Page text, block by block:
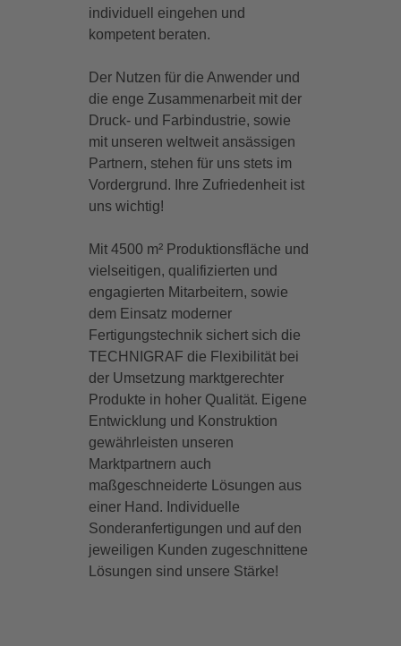
individuell eingehen und
kompetent beraten.
Der Nutzen für die Anwender und
die enge Zusammenarbeit mit der
Druck- und Farbindustrie, sowie
mit unseren weltweit ansässigen
Partnern, stehen für uns stets im
Vordergrund. Ihre Zufriedenheit ist
uns wichtig!
Mit 4500 m² Produktionsfläche und
vielseitigen, qualifizierten und
engagierten Mitarbeitern, sowie
dem Einsatz moderner
Fertigungstechnik sichert sich die
TECHNIGRAF die Flexibilität bei
der Umsetzung marktgerechter
Produkte in hoher Qualität. Eigene
Entwicklung und Konstruktion
gewährleisten unseren
Marktpartnern auch
maßgeschneiderte Lösungen aus
einer Hand. Individuelle
Sonderanfertigungen und auf den
jeweiligen Kunden zugeschnittene
Lösungen sind unsere Stärke!